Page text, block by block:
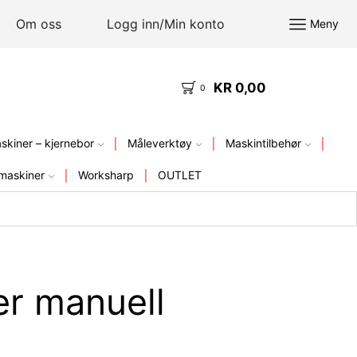
Om oss Logg inn/Min konto Meny
KVALITETSVERKTØY – FRA LAGER I NORGE
0 KR0,00
– kjernebor Måleverktøy Maskintilbehør
Worksharp OUTLET
manuell